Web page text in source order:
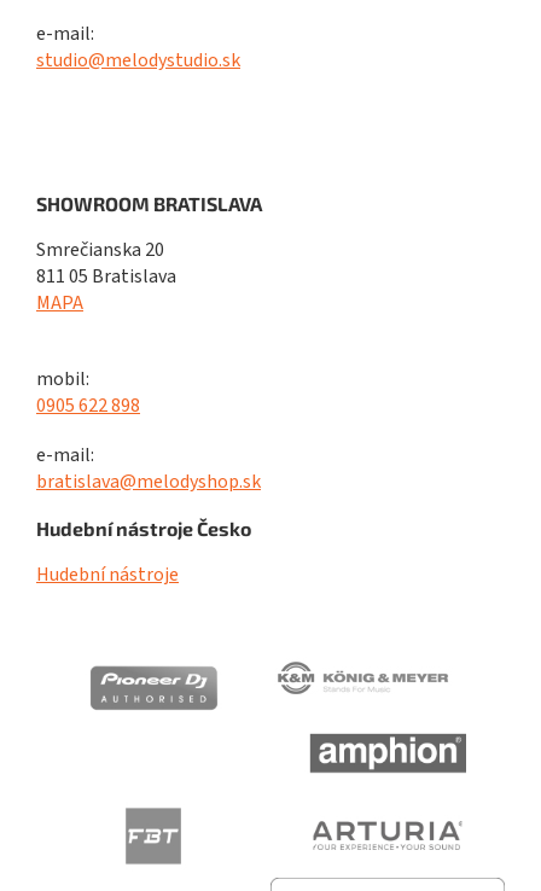
e-mail:
studio@melodystudio.sk
SHOWROOM BRATISLAVA
Smrečianska 20
811 05 Bratislava
MAPA
mobil:
0905 622 898
e-mail:
bratislava@melodyshop.sk
Hudební nástroje Česko
Hudební nástroje